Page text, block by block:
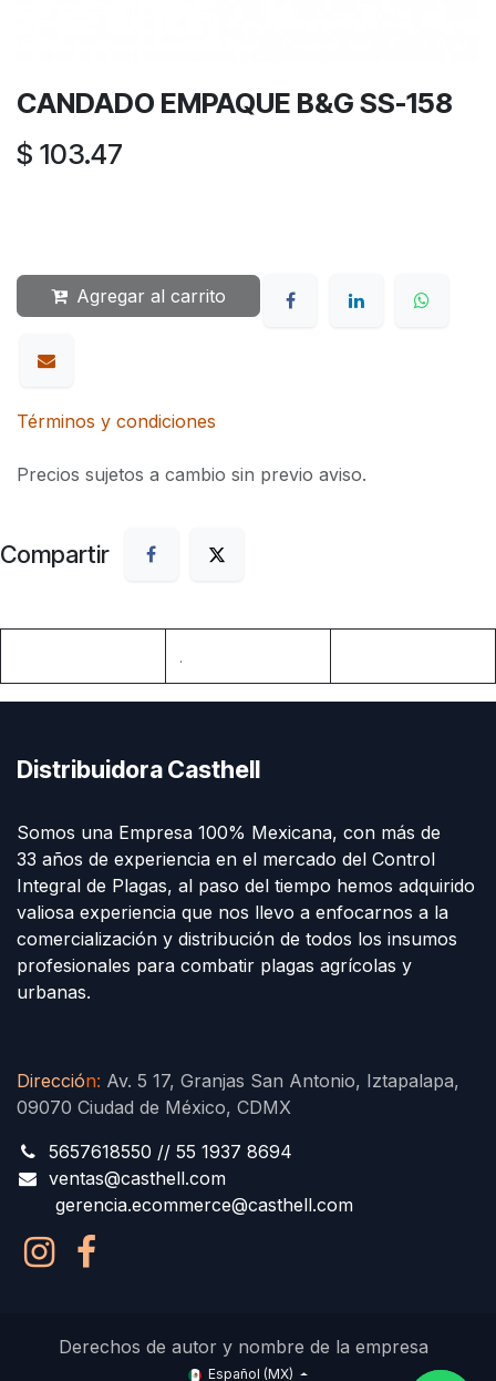
CANDADO EMPAQUE B&G SS-158
$ 103.47
Agregar al carrito
Términos y condiciones
Precios sujetos a cambio sin previo aviso.
Compartir
.
Distribuidora Casthell
Somos una Empresa 100% Mexicana, con más de
33 años de experiencia en el mercado del Control
Integral de Plagas, al paso del tiempo hemos adquirido
valiosa experiencia que nos llevo a enfocarnos a la
comercialización y distribución de todos los insumos
profesionales para combatir plagas agrícolas y
urbanas.
Dirección: Av. 5 17, Granjas San Antonio, Iztapalapa,
09070 Ciudad de México, CDMX
5657618550 // 55 1937 8694
ventas@casthell.com
gerencia.ecommerce@casthell.com
Derechos de autor y nombre de la empresa
Español (MX)